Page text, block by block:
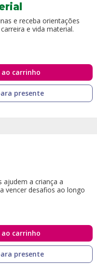
e receba orientações
e vida material.
carrinho
presente
ajudem a criança a
vencer desafios ao longo
carrinho
presente